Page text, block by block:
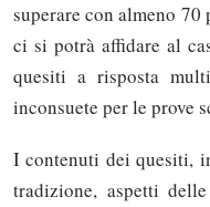
superare con almeno
ci si potrà affidare al
quesiti a risposta
inconsuete per le prove
I contenuti dei quesiti,
tradizione, aspetti